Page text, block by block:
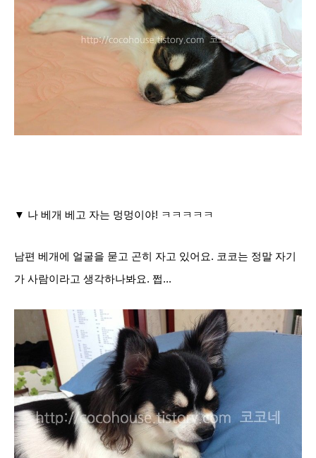
▼ 나 베개 베고 자는 멍멍이야! ㅋㅋㅋㅋㅋ
남편 베개에 얼굴을 묻고 곤히 자고 있어요. 코코는 정말 자기
가 사람이라고 생각하나봐요. 쩝...